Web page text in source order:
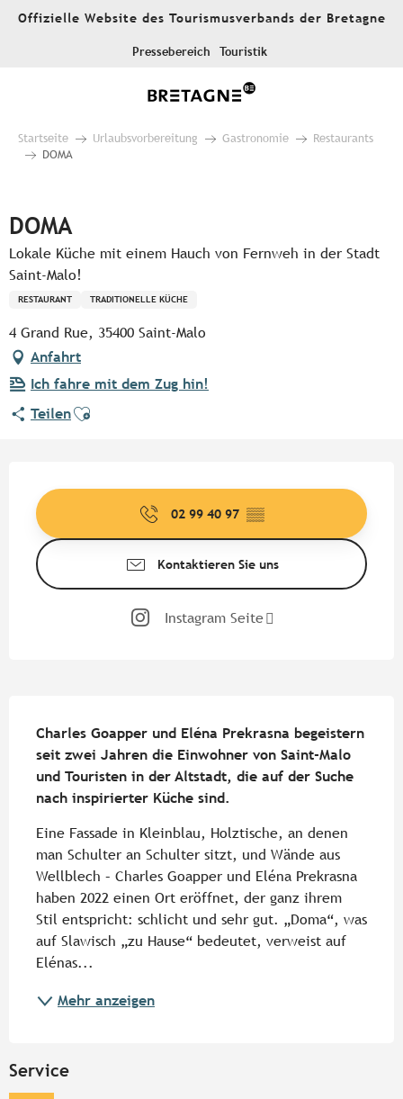
AllerOffizielle Website des Tourismusverbands der Bretagne
Pressebereich Touristik
Startseite Urlaubsvorbereitung Gastronomie
Restaurants
DOMA
DOMA
Lokale Küche mit einem Hauch von Fernweh in der Stadt
Saint-Malo!
RESTAURANT TRADITIONELLE KÜCHE
4 Grand Rue, 35400 Saint-Malo
Anfahrt
Ich fahre mit dem Zug hin!
TeilenAjouter aux favoris
02 99 40 97 ▒▒
Kontaktieren Sie uns
Instagram Seite
Charles Goapper und Eléna Prekrasna begeistern
seit zwei Jahren die Einwohner von Saint-Malo
und Touristen in der Altstadt, die auf der Suche
nach inspirierter Küche sind.
Eine Fassade in Kleinblau, Holztische, an denen
man Schulter an Schulter sitzt, und Wände aus
Wellblech – Charles Goapper und Eléna Prekrasna
haben 2022 einen Ort eröffnet, der ganz ihrem
Stil entspricht: schlicht und sehr gut. „Doma“, was
auf Slawisch „zu Hause“ bedeutet, verweist auf
Elénas...
Mehr anzeigen
Service